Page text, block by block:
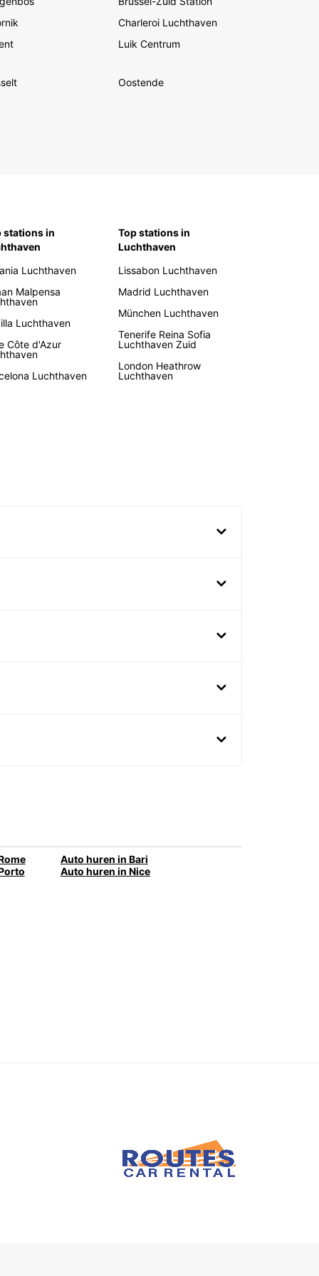
Charleroi Luchthaven
Luik Centrum
Oostende
stations in
Luchthaven
Malpensa
Luchthaven
Côte d'Azur
Luchthaven
Top stations in
Luchthaven
Lissabon Luchthaven
Madrid Luchthaven
München Luchthaven
Tenerife Reina Sofia
Luchthaven Zuid
London Heathrow
Luchthaven
Auto huren in Bari
Auto huren in Nice